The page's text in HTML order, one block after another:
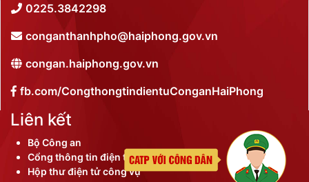
0225.3842298
conganthanhpho@haiphong.gov.vn
congan.haiphong.gov.vn
fb.com/CongthongtindientuConganHaiPhong
Liên kết
Bộ Công an
Cổng thông tin điện tử thành phố
Hộp thư điện tử công vụ